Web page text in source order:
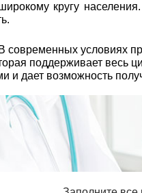
кругу
современных
поддерживает весь
и дает возможность